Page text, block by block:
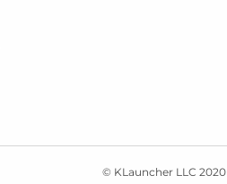
© KLauncher LLC 2020